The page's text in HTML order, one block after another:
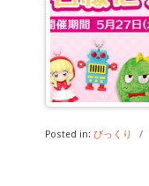
Posted in: びっくり /